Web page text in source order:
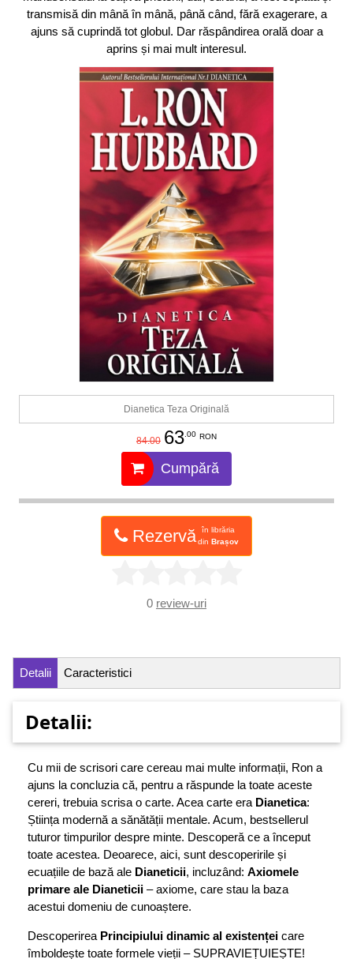
transmisă din mână în mână, până când, fără exagerare, a
ajuns să cuprindă tot globul. Dar răspândirea orală doar a
aprins și mai mult interesul.
Dianetica Teza Originală
84.00 63.00 RON
Cumpără
Rezervă
în librăria
din Brașov
0 review-uri
Detalii Caracteristici
Detalii:
Cu mii de scrisori care cereau mai multe informații, Ron a
ajuns la concluzia că, pentru a răspunde la toate aceste
cereri, trebuia scrisa o carte. Acea carte era Dianetica:
Știința modernă a sănătății mentale. Acum, bestsellerul
tuturor timpurilor despre minte. Descoperă ce a început
toate acestea. Deoarece, aici, sunt descoperirile și
ecuațiile de bază ale Dianeticii, incluzând: Axiomele
primare ale Dianeticii – axiome, care stau la baza
acestui domeniu de cunoaștere.
Descoperirea Principiului dinamic al existenței care
îmboldește toate formele vieții – SUPRAVIEȚUIEȘTE!